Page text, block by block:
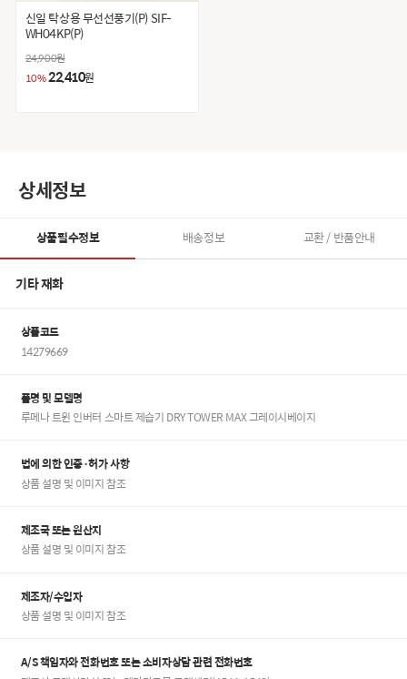
신일 탁상용 무선선풍기(P) SIF-
WH04KP(P)
24,900원
10%22,410원
상세정보
상품필수정보 배송정보 교환 / 반품안내
기타 재화
상품코드
14279669
품명 및 모델명
루메나 트윈 인버터 스마트 제습기 DRY TOWER MAX 그레이시베이지
법에 의한 인증·허가 사항
상품 설명 및 이미지 참조
제조국 또는 원산지
상품 설명 및 이미지 참조
제조자/수입자
상품 설명 및 이미지 참조
A/S 책임자와 전화번호 또는 소비자상담 관련 전화번호